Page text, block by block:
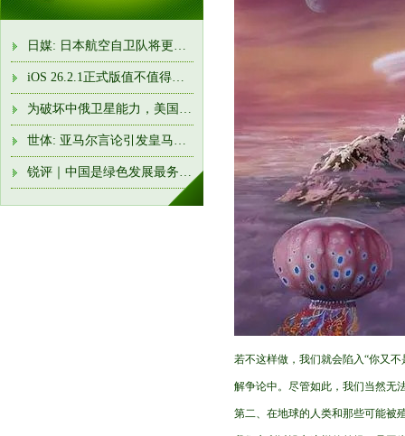
日媒: 日本航空自卫队将更名“航空宇宙自卫队”
iOS 26.2.1正式版值不值得升? 实测后发现, 这是近两年最稳的一版
为破坏中俄卫星能力，美国太空军“三剑客”新装备接近部署完
世体: 亚马尔言论引发皇马队内强烈不满! 卡瓦哈尔准备约谈他
锐评｜中国是绿色发展最务实的行动派
若不这样做，我们就会陷入“你又
解争论中。尽管如此，我们当然无
第二、在地球的人类和那些可能被